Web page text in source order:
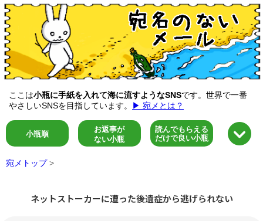
ここは小瓶に手紙を入れて海に流すようなSNSです。世界で一番
やさしいSNSを目指しています。
▶ 宛メとは？
小瓶順
お返事が
ない小瓶
読んでもらえる
だけで良い小瓶
宛メトップ >
ネットストーカーに遭った後遺症から逃げられない